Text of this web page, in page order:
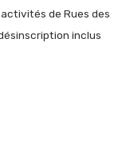
de Rues des
inclus